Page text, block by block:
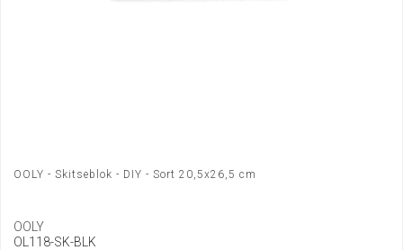
OOLY - Skitseblok - DIY - Sort 20,5x26,5 cm
OOLY
OL118-SK-BLK